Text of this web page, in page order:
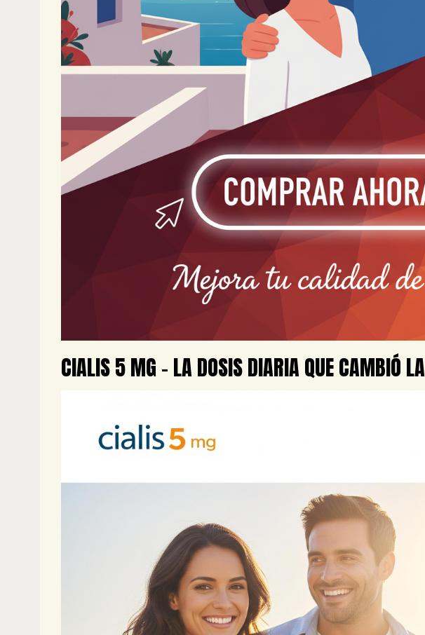
CIALIS 5 MG – LA DOSIS DIARIA QUE CAMBIÓ